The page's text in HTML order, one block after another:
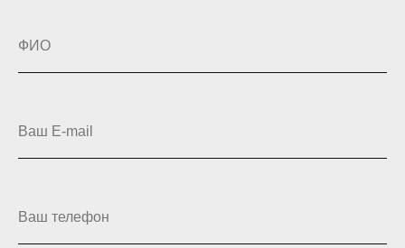
ФИО
Ваш E-mail
Ваш телефон